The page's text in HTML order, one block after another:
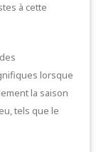
à cette
lorsque
la saison
tels que le